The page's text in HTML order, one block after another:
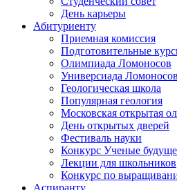
День карьеры
Абитуриенту
Приемная комиссия
Подготовительные
Олимпиада Ломоносов
Универсиада Ломоносов
Геологическая школа
Популярная геология
Московская открытая
День открытых дверей
Фестиваль науки
Конкурс Ученые
Лекции для школьников
Конкурс по
Аспиранту